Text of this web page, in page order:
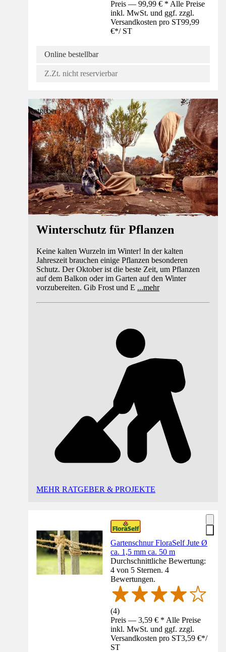
Preis — 99,99 € * Alle Preise
inkl. MwSt. und ggf. zzgl.
Versandkosten pro ST99,99
€*/ ST
Online bestellbar
Z.Zt. nicht reservierbar
Ratgeber
Winterschutz für Pflanzen
Keine kalten Wurzeln im Winter! In der kalten
Jahreszeit brauchen einige Pflanzen besonderen
Schutz. Der Oktober ist die beste Zeit, um Pflanzen
auf dem Balkon oder im Garten auf den Winter
vorzubereiten. Gib Frost und E ...mehr
MEHR RATGEBER & PROJEKTE
Gartenschnur FloraSelf Jute Ø
ca. 1,5 mm ca. 50 m
Durchschnittliche Bewertung:
4 von 5 Sternen. 4
Bewertungen.
(4)
Preis — 3,59 € * Alle Preise
inkl. MwSt. und ggf. zzgl.
Versandkosten pro ST3,59 €*/
ST